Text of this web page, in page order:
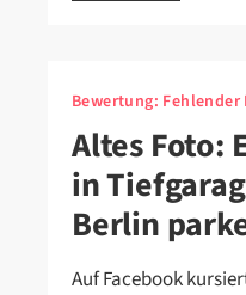
Bewertung:
Altes Foto:
in
Berlin
Auf Facebook